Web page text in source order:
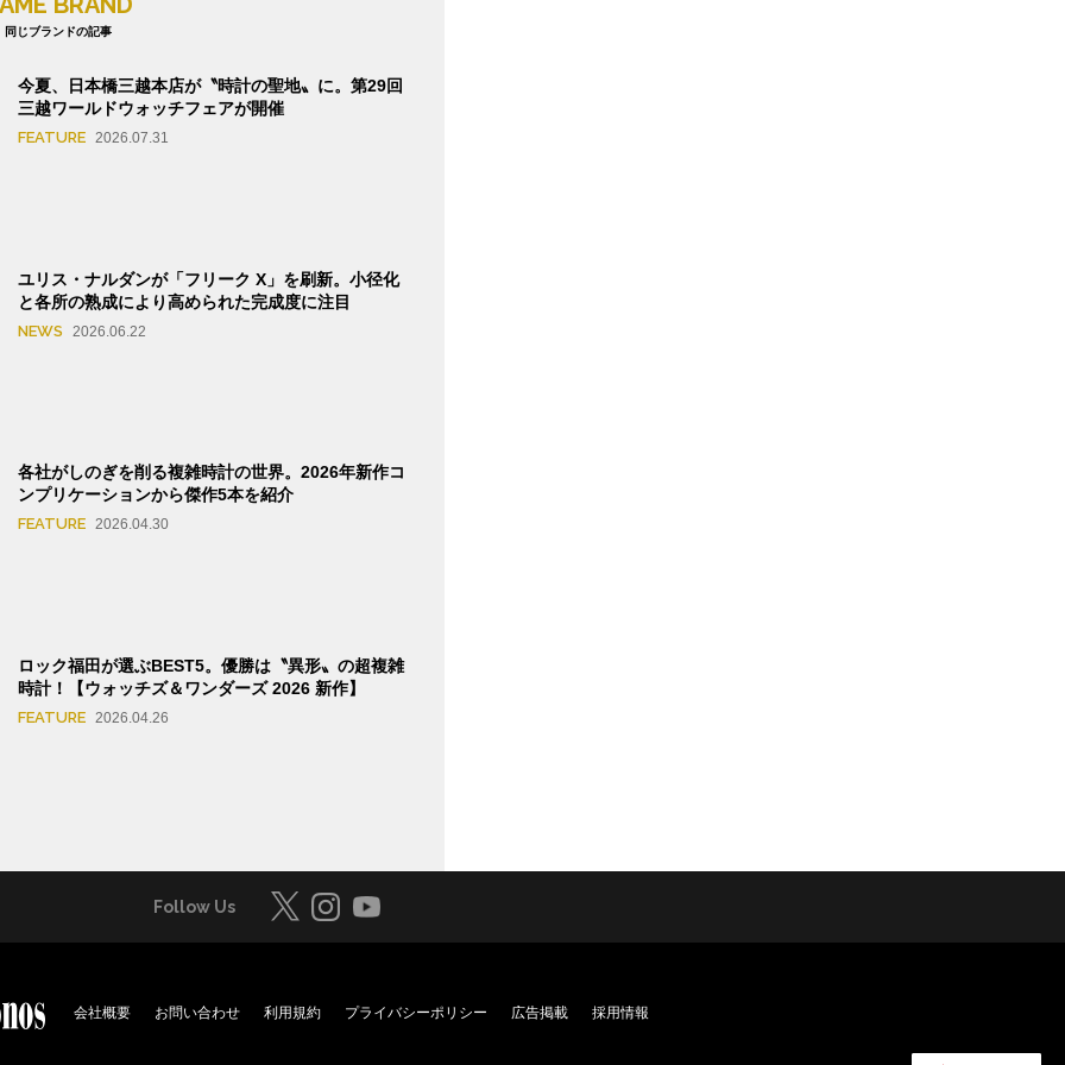
同じブランドの記事
今夏、日本橋三越本店が〝時計の聖地〟に。第29回
三越ワールドウォッチフェアが開催
FEATURE 2026.07.31
ユリス・ナルダンが「フリーク X」を刷新。小径化
と各所の熟成により高められた完成度に注目
NEWS 2026.06.22
各社がしのぎを削る複雑時計の世界。2026年新作コ
ンプリケーションから傑作5本を紹介
FEATURE 2026.04.30
ロック福田が選ぶBEST5。優勝は〝異形〟の超複雑
時計！【ウォッチズ＆ワンダーズ 2026 新作】
FEATURE 2026.04.26
Follow Us
会社概要 お問い合わせ 利用規約 プライバシーポリシー 広告掲載 採用情報